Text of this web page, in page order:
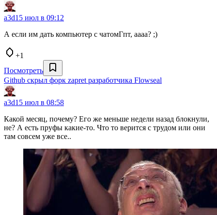
a3d15 июл в 09:12
А если им дать компьютер с чатомГпт, аааа? ;)
+1
Посмотреть
Github скрыл форк zapret разработчика Flowseal
a3d15 июл в 08:58
Какой месяц, почему? Его же меньше недели назад блокнули,
не? А есть пруфы какие-то. Что то верится с трудом или они
там совсем уже все..